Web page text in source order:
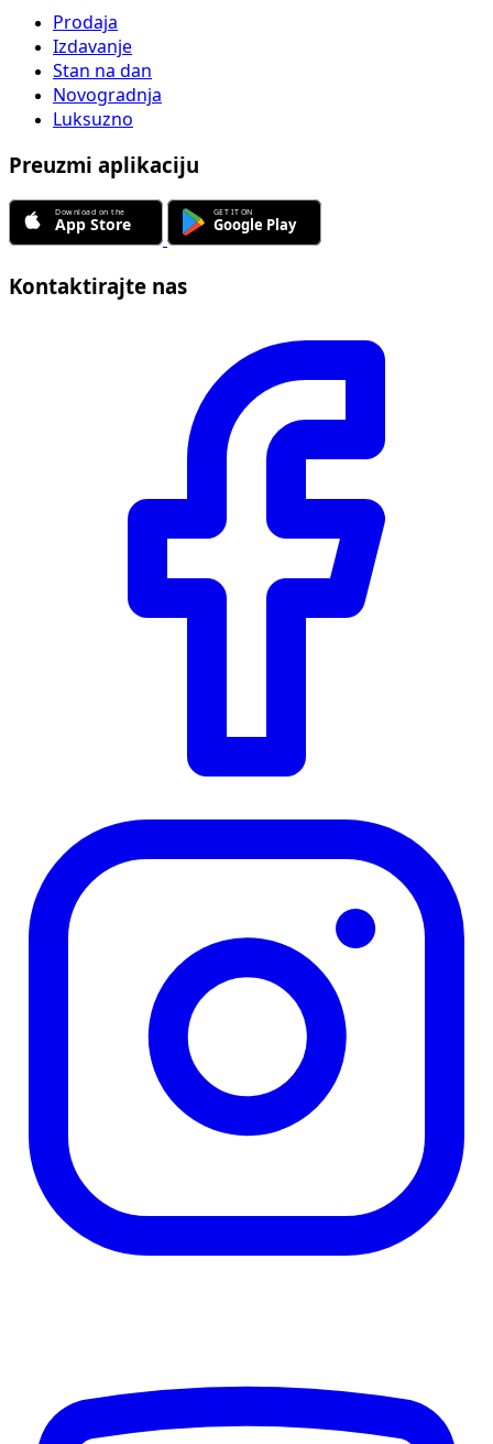
Prodaja
Izdavanje
Stan na dan
Novogradnja
Luksuzno
Preuzmi aplikaciju
Kontaktirajte nas